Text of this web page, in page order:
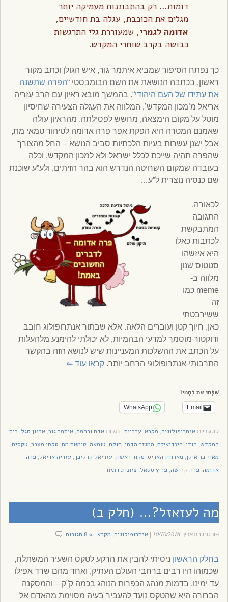
דומות… רק בהתבוננות מעמיקה יותר
מגלים את הכוכבת, עגלה בת חודשיים,
אדומה לגמרי, שמעוררת גלי התרגשות
כבושה בקרב שוחרי המקדש.
כך נפתח הסיפור שמביא איתמר גור, איש הגולן וכתב מקור
ראשון, בכתבה הנושאת את השם הבומבסטי “הפרה שתשנה
את עתידו של העם היהודי“. בהמשך מובא ראיון עם הרב עזריה
אריאל מ’מכון המקדש’, המלווה את העֶגלה הצעירה שחיסיון
מוטל על מקום הימצאה, מחשש לפסילתה. מהראיון עולה
שאמנם המטרה היא הפקת אפר פרה אדומה לטיהור טמאי מת,
אבל ישנן עשרות בעיות הלכתיות סביב הנושא – החל מהצורך
שהפרה תהיה שייכת לכלל ישראל ולא למכון המקדש, וכלה
בעובדה שמקום השחיטה הנדרש הוא בהר הזיתים, ולע”ע שוכנת
שם כנסיה נוצרית ל”ע…
לכאורה,
התגובה
המתבקשת
לכתבות כאלו
היא איזשהו
סטטוס שנון
מלווה ב-
meme כמו
זה
ששירבטתי
כאן, חיוך קטן ועוברים הלאה. אלא שבתור אנתרופולוג חובב
ודוקטור מוסמך למדעי הבהמיות, לא יכולתי להימנע מלהעלות
על הכתב את ההשלכות המעניינות שיש לנושא הזה בהקשר
התרבותי-אנתרופולוגי הרחב יותר.קראו עוד⇐
שַׁלְּחוּ אֶת לַחְמִי!
Email
WhatsApp
קטגוריותאנתרופולוגיה, מקרא, עבריוּת |תגיותאדם ובהמה,איתמר גור,ארנון סגל,בית
המקדש, הודו, הינדואיזם, המגזר הדתי, חוקת, טומאה, טומאת מת, טקסי מעבר, טקסים,
מאיר בר אילן, מארווין האריס, מקור ראשון, עזריאל קרליבך, עזריה אריאל, פרה
אדומה, פרה קדושה, פריץ סטאל, ציונות דתית
מה לעזאזל?… (חלק ב)
פורסם בתאריך10/10/2016
|אנתרופולוגיה, מקרא » 8 תגובות
בחלק הראשון ניסיתי להבין את הרקע לטקס השעיר המשתלח,
שכמוהו היו רבים ברחבי העולם העתיק, ואחד מהם שרד אפילו
עד ימינו, בדמות מנהג הכפרות הנוהג בכמה ק”ק – והמסקנה
הברורה היא שהטקס נועד להעביר בעיה מסוימת מהאדם אל